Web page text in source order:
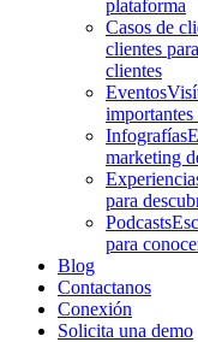
plataforma
Casos de
clientes
clientes
Eventos
importantes
Infografías
marketing
para
Podcasts
para
Blog
Contactanos
Conexión
Solicita una demo